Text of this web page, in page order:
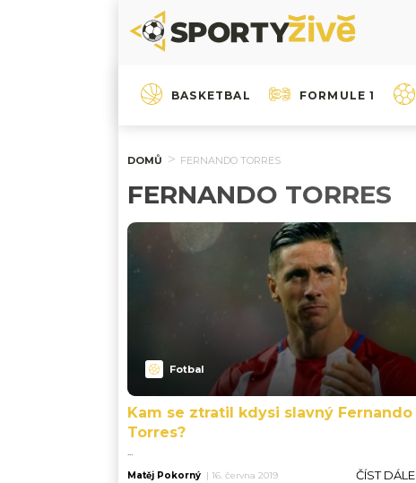
BASKETBAL FORMULE 1
DOMŮ FERNANDO TORRES
FERNANDO TORRES
Fotbal
Kam se ztratil kdysi slavný Fernando
Torres?
...
Matěj Pokorný | 16. června 2019 ČÍST DÁLE